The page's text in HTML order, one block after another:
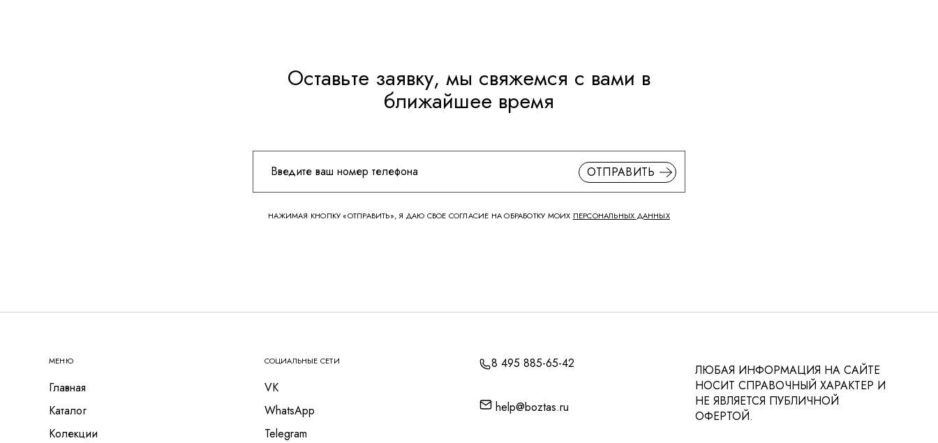
Оставьте заявку, мы свяжемся с вами в
ближайшее время
ОТПРАВИТЬ
НАЖИМАЯ КНОПКУ «ОТПРАВИТЬ», Я ДАЮ СВОЕ СОГЛАСИЕ НА ОБРАБОТКУ МОИХ ПЕРСОНАЛЬНЫХ ДАННЫХ
МЕНЮ
Главная
Каталог
Колекции
СОЦИАЛЬНЫЕ СЕТИ
VK
WhatsApp
Telegram
8 495 885-65-42
help@boztas.ru
ЛЮБАЯ ИНФОРМАЦИЯ НА САЙТЕ
НОСИТ СПРАВОЧНЫЙ ХАРАКТЕР И
НЕ ЯВЛЯЕТСЯ ПУБЛИЧНОЙ
ОФЕРТОЙ.